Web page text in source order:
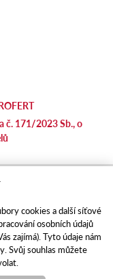
č. 171/2023 Sb., o
cookies a další síťové
osobních údajů
zajímá). Tyto údaje nám
Svůj souhlas můžete